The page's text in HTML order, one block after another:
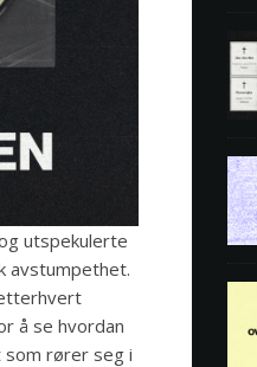
utspekulerte
avstumpethet.
å se hvordan
rører seg i